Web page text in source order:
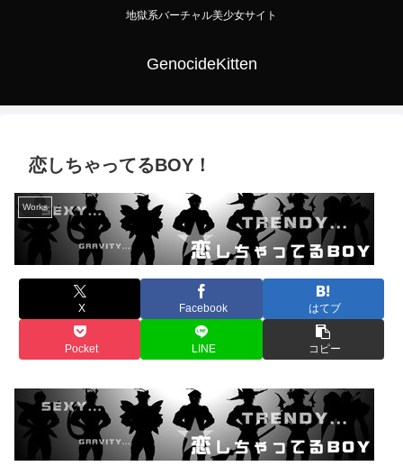
地獄系バーチャル美少女サイト
GenocideKitten
恋しちゃってるBOY！
Works
X Facebook はてブ
Pocket LINE コピー